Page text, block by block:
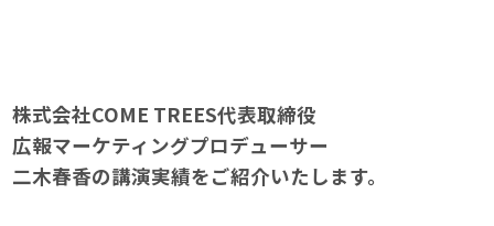
株式会社COME TREES代表取締役
広報マーケティングプロデューサー
二木春香の講演実績をご紹介いたします。